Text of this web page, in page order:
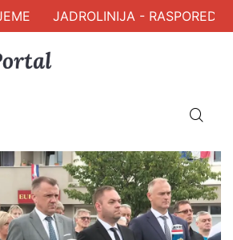
JADROLINIJA - RASPORED PLOVIDBE